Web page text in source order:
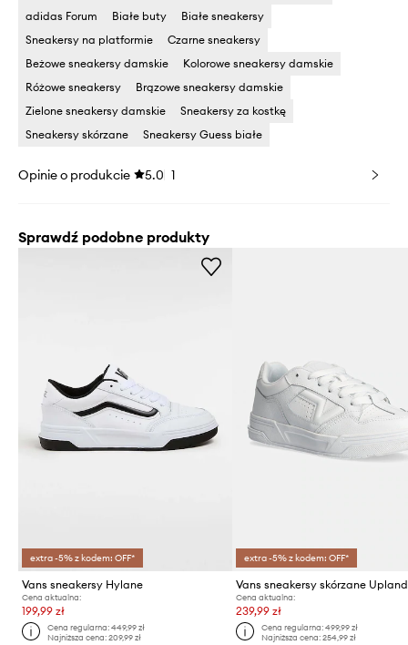
adidas Forum
Białe buty
Białe sneakersy
Sneakersy na platformie
Czarne sneakersy
Beżowe sneakersy damskie
Kolorowe sneakersy damskie
Różowe sneakersy
Brązowe sneakersy damskie
Zielone sneakersy damskie
Sneakersy za kostkę
Sneakersy skórzane
Sneakersy Guess białe
Opinie o produkcie 5.0 1
Sprawdź podobne produkty
extra -5% z kodem: OFF*
Vans sneakersy Hylane
Cena aktualna:
199,99 zł
Cena regularna:449,99 zł
Najniższa cena:209,99 zł
extra -5% z kodem: OFF*
Vans sneakersy skórzane Upland
Cena aktualna:
239,99 zł
Cena regularna: 499,99 zł
Najniższa cena: 254,99 zł